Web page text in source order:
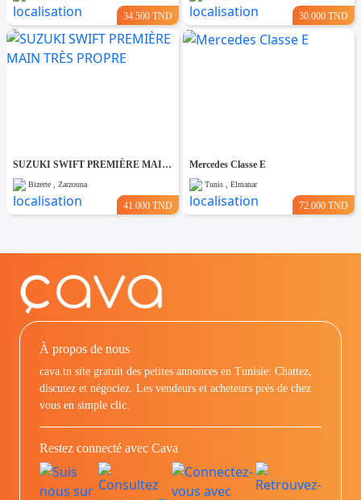
34.500 TND 30.000 TND
SUZUKI SWIFT PREMIÈRE MAIN TRÈS PROPRE
Bizerte , Zarzouna
41.000 TND
Mercedes Classe E
Tunis , Elmanar
72.000 TND
À propos de nous
cava.tn site gratuit des petites annonces en Tunisie: Chattez,
discutez et négociez. Les vendeurs et acheteurs prés de chez
vous en simple clic.
Restez connecté avec Cava